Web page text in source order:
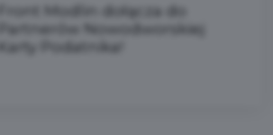
Front Modlin dołącza do
Partnerów Nowodworskiej
Karty Podatnika!